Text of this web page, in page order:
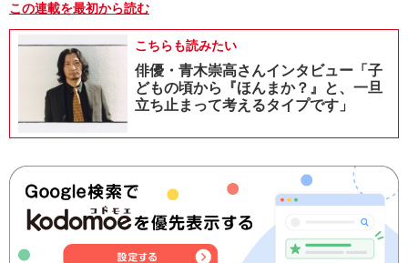
この連載を最初から読む
こちらも読みたい
俳優・青木崇高さんインタビュー「子
どもの頃から『ほんまか？』と、一旦
立ち止まって考えるタイプです」